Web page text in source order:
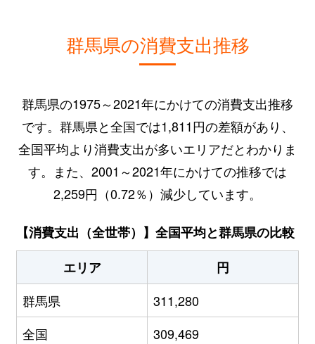
群馬県の消費支出推移
群馬県の1975～2021年にかけての消費支出推移
です。群馬県と全国では1,811円の差額があり、
全国平均より消費支出が多いエリアだとわかりま
す。また、2001～2021年にかけての推移では
2,259円（0.72％）減少しています。
【消費支出（全世帯）】全国平均と群馬県の比較
エリア
円
群馬県
311,280
全国
309,469